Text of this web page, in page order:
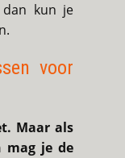
kun je
voor
Maar als
mag je de